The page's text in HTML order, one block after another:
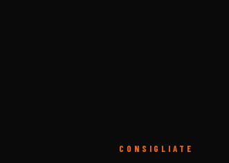
CONSIGLIATE